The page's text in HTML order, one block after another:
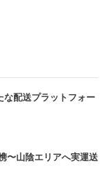
配送プラットフォー
〜山陰エリアへ実運送